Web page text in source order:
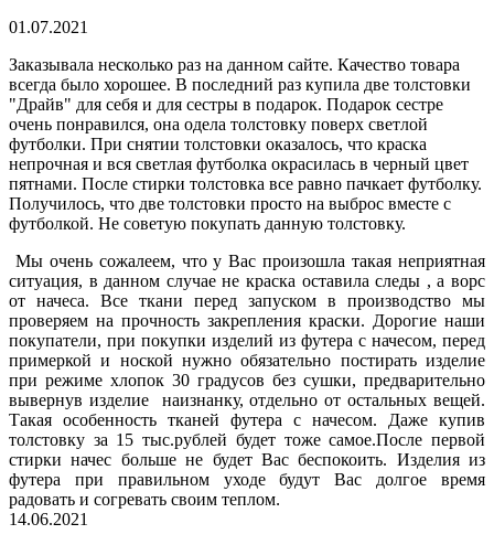
01.07.2021
Заказывала несколько раз на данном сайте. Качество товара
всегда было хорошее. В последний раз купила две толстовки
"Драйв" для себя и для сестры в подарок. Подарок сестре
очень понравился, она одела толстовку поверх светлой
футболки. При снятии толстовки оказалось, что краска
непрочная и вся светлая футболка окрасилась в черный цвет
пятнами. После стирки толстовка все равно пачкает футболку.
Получилось, что две толстовки просто на выброс вместе с
футболкой. Не советую покупать данную толстовку.
Мы очень сожалеем, что у Вас произошла такая неприятная
ситуация, в данном случае не краска оставила следы , а ворс
от начеса. Все ткани перед запуском в производство мы
проверяем на прочность закрепления краски. Дорогие наши
покупатели, при покупки изделий из футера с начесом, перед
примеркой и ноской нужно обязательно постирать изделие
при режиме хлопок 30 градусов без сушки, предварительно
вывернув изделие наизнанку, отдельно от остальных вещей.
Такая особенность тканей футера с начесом. Даже купив
толстовку за 15 тыс.рублей будет тоже самое.После первой
стирки начес больше не будет Вас беспокоить. Изделия из
футера при правильном уходе будут Вас долгое время
радовать и согревать своим теплом.
14.06.2021